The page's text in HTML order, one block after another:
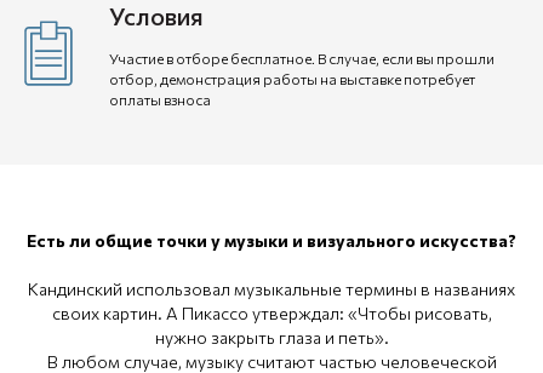
Условия
Участие в отборе бесплатное. В случае, если вы прошли
отбор, демонстрация работы на выставке потребует
оплаты взноса
Есть ли общие точки у музыки и визуального искусства?
Кандинский использовал музыкальные термины в названиях
своих картин. А Пикассо утверждал: «Чтобы рисовать,
нужно закрыть глаза и петь».
В любом случае, музыку считают частью человеческой